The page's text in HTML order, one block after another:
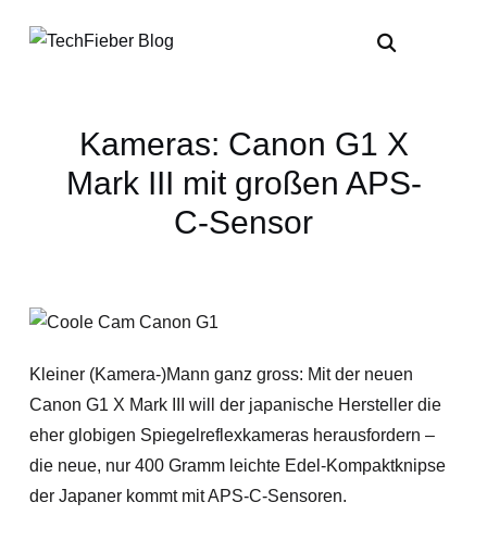
Kameras: Canon G1 X
Mark III mit großen APS-
C-Sensor
Kleiner (Kamera-)Mann ganz gross: Mit der neuen
Canon G1 X Mark III will der japanische Hersteller die
eher globigen Spiegelreflexkameras herausfordern –
die neue, nur 400 Gramm leichte Edel-Kompaktknipse
der Japaner kommt mit APS-C-Sensoren.